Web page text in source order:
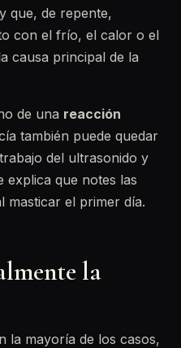
que, de repente,
con el frío, el calor o el
causa principal de la
de una reacción
también puede quedar
del ultrasonido y
explica que notes las
masticar el primer día.
la
la mayoría de los casos,